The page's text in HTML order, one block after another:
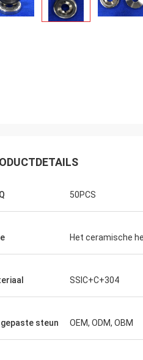
50PCS
Het ceramische
SSIC+C+304
steun OEM, ODM, OBM